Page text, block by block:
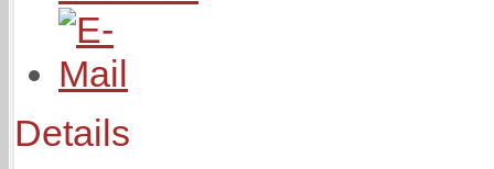
Details